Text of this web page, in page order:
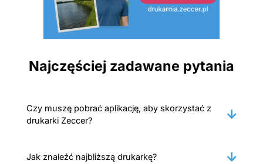
Najczęściej zadawane pytania
Czy muszę pobrać aplikację, aby skorzystać z
drukarki Zeccer?
Jak znaleźć najbliższą drukarkę?